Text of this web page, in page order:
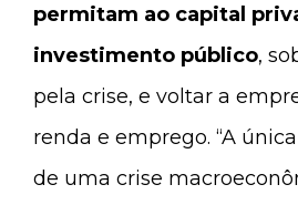
permitam ao capital
investimento público,
pela crise, e voltar a
renda e emprego. “A
de uma crise